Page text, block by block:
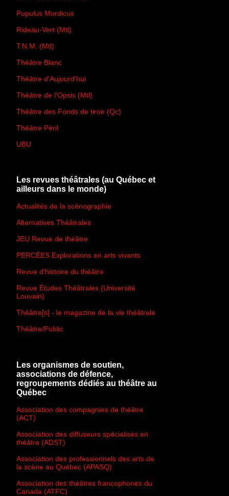
Pupulus Mordicus
Rideau-Vert (Mtl)
T.N.M. (Mtl)
Théâtre Blanc
Théâtre d'Aujourd'hui
Théâtre de l'Opsis (Mtl)
Théâtre des Fonds de tiroir (Qc)
Théâtre Péril
UBU
Les revues théâtrales (au Québec et
ailleurs dans le monde)
Actualités de la scénographie
Alternatives Théâtrales
JEU Revue de théâtre
PERCÉES Explorations en arts vivants
Revue d'histoire du théâtre
Revue Études Théâtrales (Université
Louvain)
Théâtre[s] - le magazine de la vie théâtrale
Théâtre/Public
Les organismes de soutien,
associations de défence,
regroupements dédiés au théâtre au
Québec
Association des compagnies de théâtre
(ACT)
Association des diffuseurs spécialisés en
théâtre (ADST)
Association des professionnels des arts de
la scène au Québec (APASQ)
Association des théâtres francophones du
Canada (ATFC)